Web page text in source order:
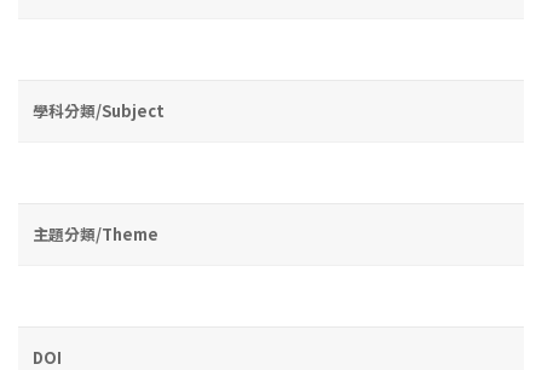
學科分類/Subject
主題分類/Theme
DOI